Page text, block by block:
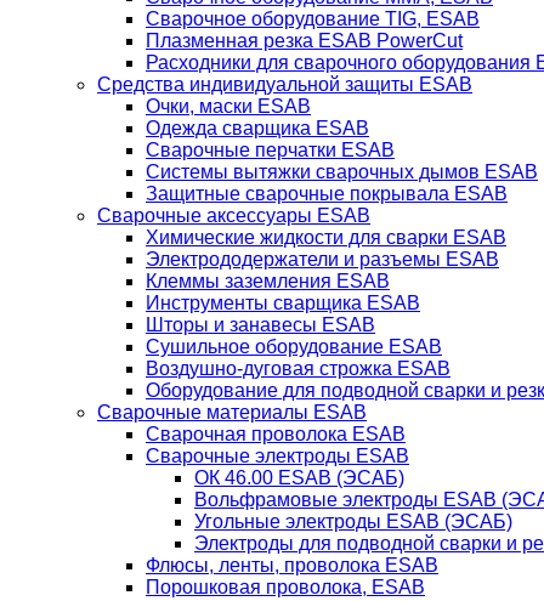
Сварочное оборудование TIG, ESAB
Плазменная резка ESAB PowerCut
Расходники для сварочного оборудования
Средства индивидуальной защиты ESAB
Очки, маски ESAB
Одежда сварщика ESAB
Сварочные перчатки ESAB
Системы вытяжки сварочных дымов ESAB
Защитные сварочные покрывала ESAB
Сварочные аксессуары ESAB
Химические жидкости для сварки ESAB
Электрододержатели и разъемы ESAB
Клеммы заземления ESAB
Инструменты сварщика ESAB
Шторы и занавесы ESAB
Сушильное оборудование ESAB
Воздушно-дуговая строжка ESAB
Оборудование для подводной сварки и
Сварочные материалы ESAB
Сварочная проволока ESAB
Сварочные электроды ESAB
ОК 46.00 ESAB (ЭСАБ)
Вольфрамовые электроды ESAB
Угольные электроды ESAB (ЭСАБ)
Электроды для подводной сварки и
Флюсы, ленты, проволока ESAB
Порошковая проволока, ESAB